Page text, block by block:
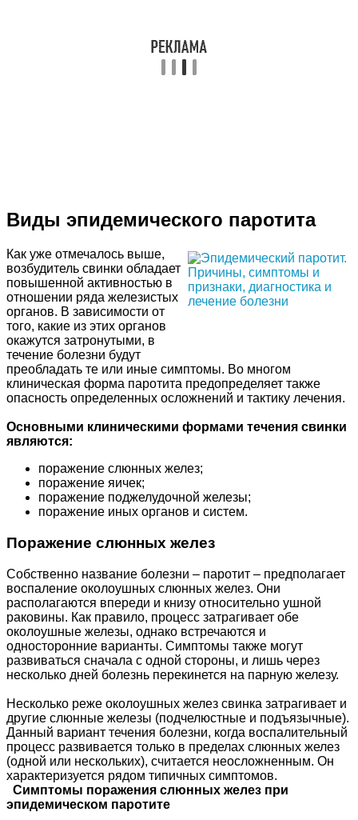
Виды эпидемического паротита
Как уже отмечалось выше,
возбудитель свинки обладает
повышенной активностью в
отношении ряда железистых
органов. В зависимости от
того, какие из этих органов
окажутся затронутыми, в
течение болезни будут
преобладать те или иные симптомы. Во многом
клиническая форма паротита предопределяет также
опасность определенных осложнений и тактику лечения.
Основными клиническими формами течения свинки
являются:
поражение слюнных желез;
поражение яичек;
поражение поджелудочной железы;
поражение иных органов и систем.
Поражение слюнных желез
Собственно название болезни – паротит – предполагает
воспаление околоушных слюнных желез. Они
располагаются впереди и книзу относительно ушной
раковины. Как правило, процесс затрагивает обе
околоушные железы, однако встречаются и
односторонние варианты. Симптомы также могут
развиваться сначала с одной стороны, и лишь через
несколько дней болезнь перекинется на парную железу.
Несколько реже околоушных желез свинка затрагивает и
другие слюнные железы (подчелюстные и подъязычные).
Данный вариант течения болезни, когда воспалительный
процесс развивается только в пределах слюнных желез
(одной или нескольких), считается неосложненным. Он
характеризуется рядом типичных симптомов.
Симптомы поражения слюнных желез при
эпидемическом паротите